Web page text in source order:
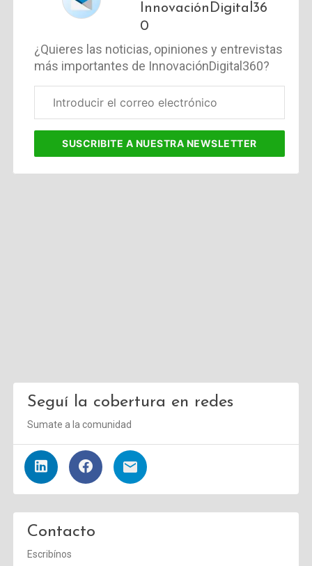
InnovaciónDigital36
0
¿Quieres las noticias, opiniones y entrevistas
más importantes de InnovaciónDigital360?
electrónico
SUSCRIBITE A NUESTRA NEWSLETTER
Seguí la cobertura en redes
Sumate a la comunidad
Contacto
Escribínos